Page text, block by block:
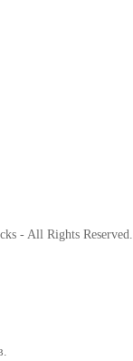
- All Rights Reserved.